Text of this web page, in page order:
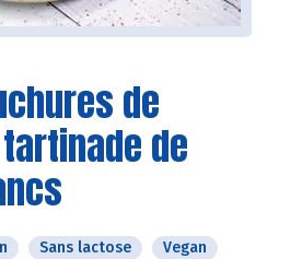
de
de
Sans lactose
Vegan